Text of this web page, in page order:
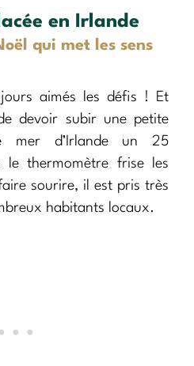
en Irlande
qui met les sens
aimés les défis ! Et
devoir subir une petite
mer d’Irlande un 25
le thermomètre frise les
sourire, il est pris très
habitants locaux.